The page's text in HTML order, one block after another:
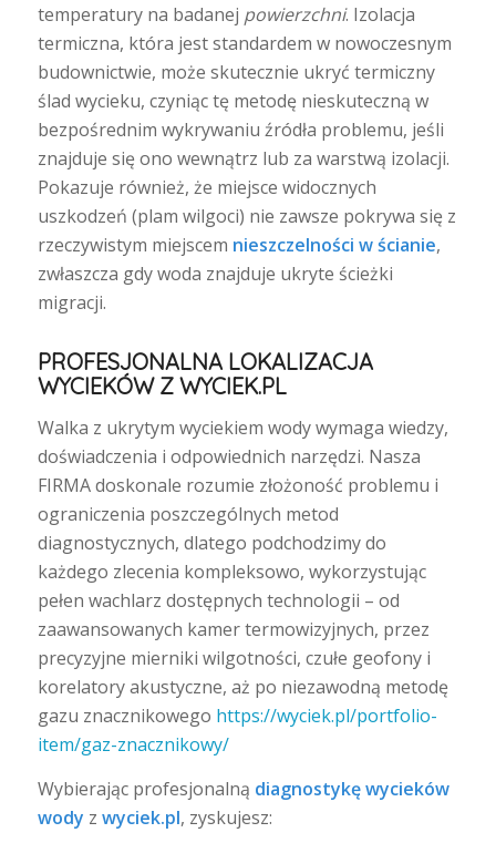
temperatury na badanej powierzchni. Izolacja
termiczna, która jest standardem w nowoczesnym
budownictwie, może skutecznie ukryć termiczny
ślad wycieku, czyniąc tę metodę nieskuteczną w
bezpośrednim wykrywaniu źródła problemu, jeśli
znajduje się ono wewnątrz lub za warstwą izolacji.
Pokazuje również, że miejsce widocznych
uszkodzeń (plam wilgoci) nie zawsze pokrywa się z
rzeczywistym miejscem nieszczelności w ścianie,
zwłaszcza gdy woda znajduje ukryte ścieżki
migracji.
PROFESJONALNA LOKALIZACJA
WYCIEKÓW Z WYCIEK.PL
Walka z ukrytym wyciekiem wody wymaga wiedzy,
doświadczenia i odpowiednich narzędzi. Nasza
FIRMA doskonale rozumie złożoność problemu i
ograniczenia poszczególnych metod
diagnostycznych, dlatego podchodzimy do
każdego zlecenia kompleksowo, wykorzystując
pełen wachlarz dostępnych technologii – od
zaawansowanych kamer termowizyjnych, przez
precyzyjne mierniki wilgotności, czułe geofony i
korelatory akustyczne, aż po niezawodną metodę
gazu znacznikowego https://wyciek.pl/portfolio-
item/gaz-znacznikowy/
Wybierając profesjonalną diagnostykę wycieków
wody z wyciek.pl, zyskujesz: